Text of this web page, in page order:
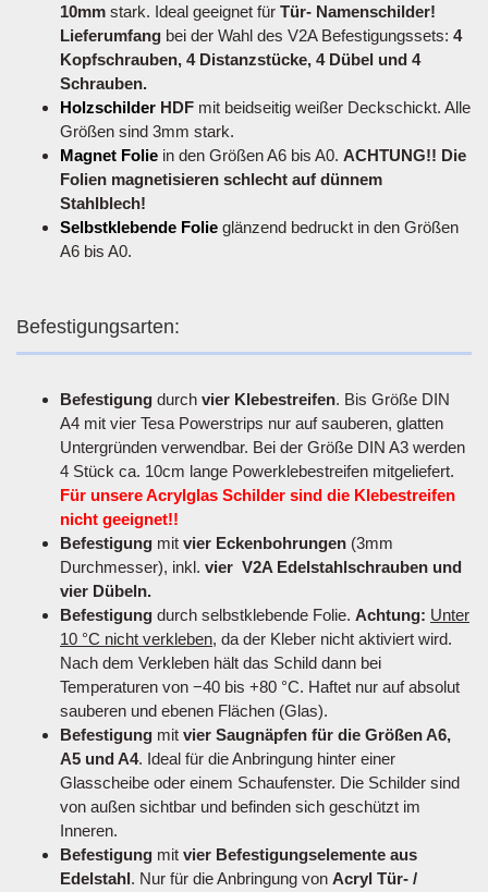
10mm stark. Ideal geeignet für Tür- Namenschilder!
Lieferumfang bei der Wahl des V2A Befestigungssets: 4
Kopfschrauben, 4 Distanzstücke, 4 Dübel und 4
Schrauben.
Holzschilder HDF mit beidseitig weißer Deckschickt. Alle
Größen sind 3mm stark.
Magnet Folie in den Größen A6 bis A0. ACHTUNG!! Die
Folien magnetisieren schlecht auf dünnem
Stahlblech!
Selbstklebende Folie glänzend bedruckt in den Größen
A6 bis A0.
Befestigungsarten:
Befestigung durch vier Klebestreifen. Bis Größe DIN
A4 mit vier Tesa Powerstrips nur auf sauberen, glatten
Untergründen verwendbar. Bei der Größe DIN A3 werden
4 Stück ca. 10cm lange Powerklebestreifen mitgeliefert.
Für unsere Acrylglas Schilder sind die Klebestreifen
nicht geeignet!!
Befestigung mit vier Eckenbohrungen (3mm
Durchmesser), inkl. vier V2A Edelstahlschrauben und
vier Dübeln.
Befestigung durch selbstklebende Folie. Achtung: Unter
10 °C nicht verkleben, da der Kleber nicht aktiviert wird.
Nach dem Verkleben hält das Schild dann bei
Temperaturen von −40 bis +80 °C. Haftet nur auf absolut
sauberen und ebenen Flächen (Glas).
Befestigung mit vier Saugnäpfen für die Größen A6,
A5 und A4. Ideal für die Anbringung hinter einer
Glasscheibe oder einem Schaufenster. Die Schilder sind
von außen sichtbar und befinden sich geschützt im
Inneren.
Befestigung mit vier Befestigungselemente aus
Edelstahl. Nur für die Anbringung von Acryl Tür- /